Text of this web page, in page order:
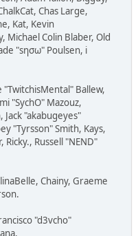
Chas Large,
Kat, Kevin
Michael Colin Blaber, Old
"sησω" Poulsen, i
Ballew,
"SychO" Mazouz,
"akabugeyes"
"Tyrsson" Smith, Kays,
Russell "NEND"
Chainy, Graeme
"d3vcho"